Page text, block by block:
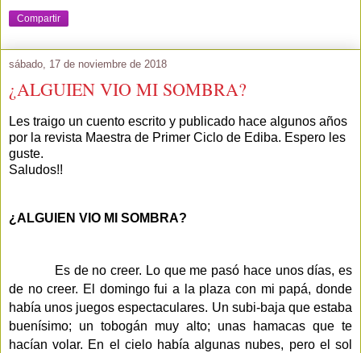
Compartir
sábado, 17 de noviembre de 2018
¿ALGUIEN VIO MI SOMBRA?
Les traigo un cuento escrito y publicado hace algunos años
por la revista Maestra de Primer Ciclo de Ediba. Espero les
guste.
Saludos!!
¿ALGUIEN VIO MI SOMBRA?
Es de no creer. Lo que me pasó hace unos días, es
de no creer. El domingo fui a la plaza con mi papá, donde
había unos juegos espectaculares. Un subi-baja que estaba
buenísimo; un tobogán muy alto; unas hamacas que te
hacían volar. En el cielo había algunas nubes, pero el sol